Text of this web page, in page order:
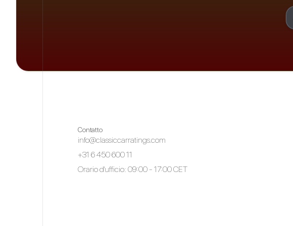
Contatto
info@classiccarratings.com
+31 6 450 600 11
Orario d'ufficio: 09:00 - 17:00 CET